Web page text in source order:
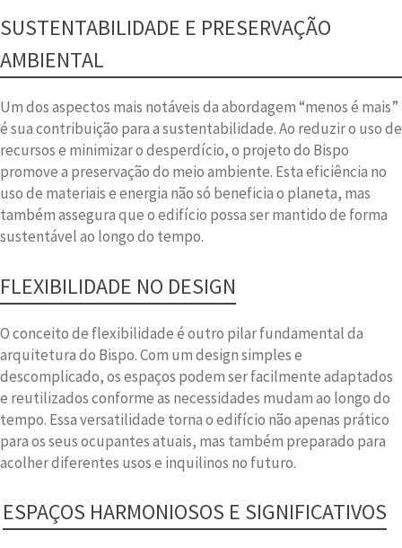
SUSTENTABILIDADE E PRESERVAÇÃO
AMBIENTAL
Um dos aspectos mais notáveis da abordagem “menos é mais”
é sua contribuição para a sustentabilidade. Ao reduzir o uso de
recursos e minimizar o desperdício, o projeto do Bispo
promove a preservação do meio ambiente. Esta eficiência no
uso de materiais e energia não só beneficia o planeta, mas
também assegura que o edifício possa ser mantido de forma
sustentável ao longo do tempo.
FLEXIBILIDADE NO DESIGN
O conceito de flexibilidade é outro pilar fundamental da
arquitetura do Bispo. Com um design simples e
descomplicado, os espaços podem ser facilmente adaptados
e reutilizados conforme as necessidades mudam ao longo do
tempo. Essa versatilidade torna o edifício não apenas prático
para os seus ocupantes atuais, mas também preparado para
acolher diferentes usos e inquilinos no futuro.
ESPAÇOS HARMONIOSOS E SIGNIFICATIVOS